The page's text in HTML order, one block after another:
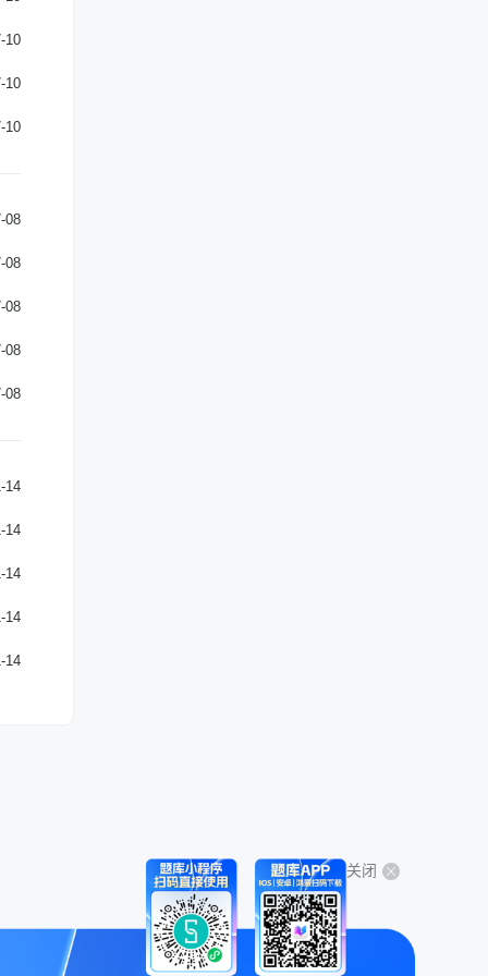
10
10
10
08
08
08
08
08
14
14
14
14
14
关闭